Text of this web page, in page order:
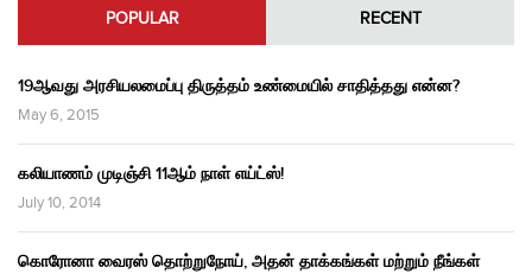
POPULAR RECENT
19ஆவது அரசியலமைப்பு திருத்தம் உண்மையில் சாதித்தது என்ன?
May 6, 2015
கலியாணம் முடிஞ்சி 11ஆம் நாள் எய்ட்ஸ்!
July 10, 2014
கொரோனா வைரஸ் தொற்றுநோய், அதன் தாக்கங்கள் மற்றும் நீங்கள்